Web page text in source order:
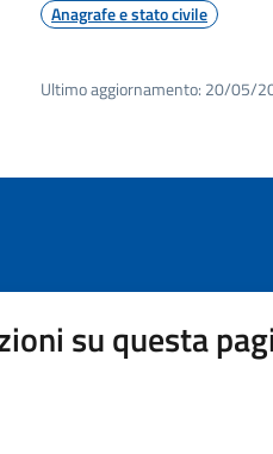
Anagrafe e stato civile
Ultimo aggiornamento: 20/05/
su questa